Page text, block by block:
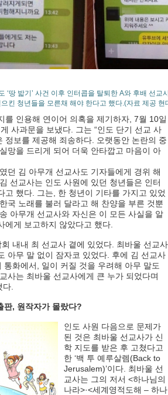
‘땅 밟기’ 사건 이후 인터콥을 탈퇴한 A와 후배 선교
킨 청년들을 모른채 해야 한다고 했다.(자료 제공 현
를 인용해 연이어 의혹을 제기하자, 7월 10일
사과문을 보냈다. 그는 “인도 단기 선교 사
정보를 제공해 죄송하다. 오랫동안 논란의 중
망을 드리게 되어 더욱 안타깝고 마음이 아
던 김 아무개 선교사도 기자들에게 경위 해
선교사는 인도 사원에 있던 청년들은 인터
고 했다. 그는, 한 청년이 기타를 가지고 있었
국 노래를 불러 달라고 해 찬양을 부른 것뿐
아무개 선교사와 자신은 이 모든 사실을 알
에게 보고하지 않았다고 했다.
내내 최 선교사 곁에 있었다. 최바울 선교사
아무 말 없이 잠자코 있었다. 후에 김 선교사
통화에서, 일이 커질 것을 우려해 아무 말도
사는 최바울 선교사에게 큰 누가 되었다며
.
판, 원작자가 몰랐다?
인도 사원 다음으로 문제가
된 것은 최바울 선교사가 신
학 지도를 받은 후 고쳤다고
한 ‘백 투 예루살렘(Back to
Jerusalem)’이다. 최바울 선
교사는 그의 저서 <하나님의
나라>·<세계영적도해 – 하나